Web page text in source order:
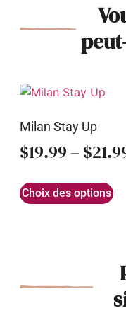
Milan Stay Up
$19.99 – $
Choix des options